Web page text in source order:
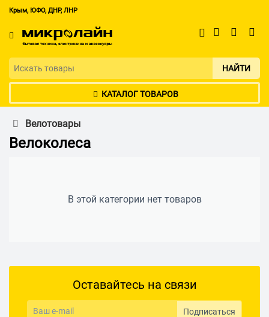
Крым, ЮФО, ДНР, ЛНР
НАЙТИ
КАТАЛОГ ТОВАРОВ
Велотовары
Велоколеса
В этой категории нет товаров
Оставайтесь на связи
Подписаться